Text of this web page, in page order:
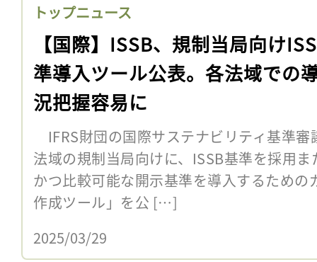
トップニュース
【国際】ISSB、規制当局向け
準導入ツール公表。各法域での
況把握容易に
IFRS財団の国際サステナビリティ基準
法域の規制当局向けに、ISSB基準を採用
かつ比較可能な開示基準を導入するため
作成ツール」を公 […]
2025/03/29